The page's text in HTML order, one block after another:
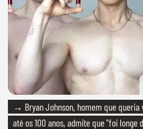
→ Bryan Johnson, homem que queria
até os 100 anos, admite que "foi longe